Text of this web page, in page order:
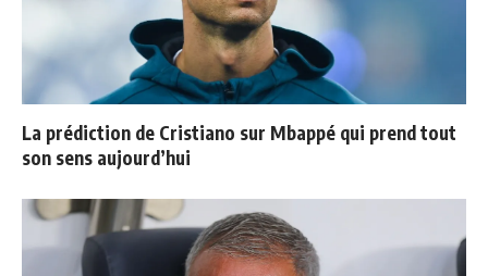
La prédiction de Cristiano sur Mbappé qui prend tout
son sens aujourd’hui